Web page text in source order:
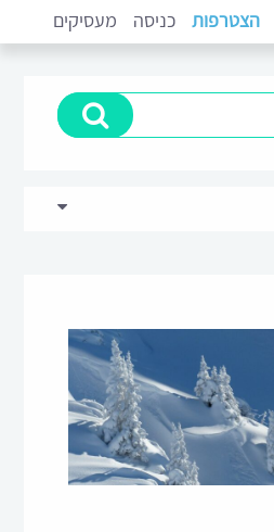
הצטרפות כניסה מעסיקים